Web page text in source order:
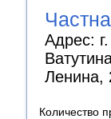
Адрес:
Ленина,
Количество